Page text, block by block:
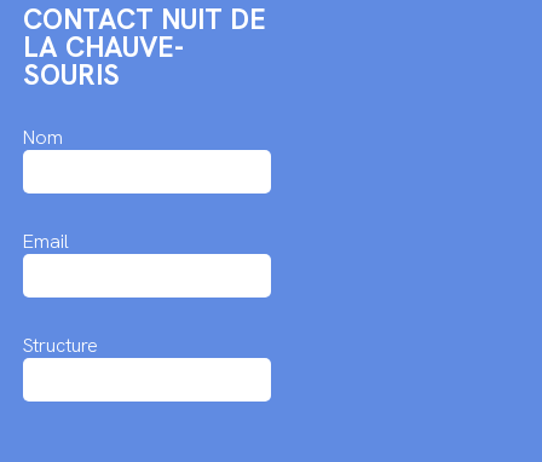
CONTACT NUIT DE
LA CHAUVE-
SOURIS
Nom
Email
Structure